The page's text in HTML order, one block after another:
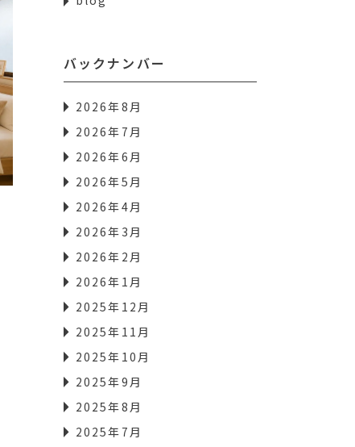
バックナンバー
2026年8月
2026年7月
2026年6月
2026年5月
2026年4月
2026年3月
2026年2月
2026年1月
2025年12月
2025年11月
2025年10月
2025年9月
2025年8月
2025年7月